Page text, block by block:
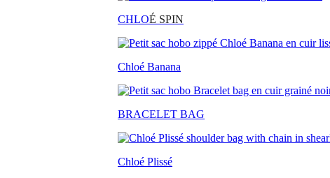
CHLOÉ SPIN
Chloé Banana
BRACELET BAG
Chloé Plissé